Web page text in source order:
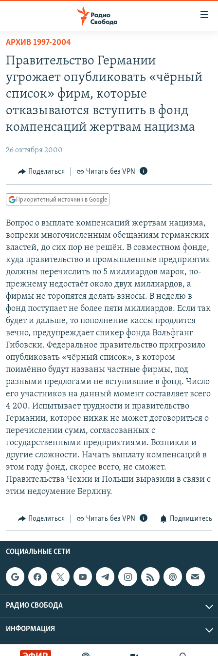
упрощенного
доступа
основному
содержанию
главной
навигации
Вернутся
поиску
ПОДКАСТЫ
АВТОРСКИЕ ПРОЕКТЫ
МНЕНИЯ
IDEL.РЕАЛИИ
КАВКАЗ.РЕАЛИИ
СЕВЕР.РЕАЛИИ
РАСПИСАНИЕ ВЕЩАНИЯ
ПОДПИШИТЕСЬ НА РАССЫЛКУ
СОЦИАЛЬНЫЕ СЕТИ
Все сайты РСЕ/РС
АРХИВ 1997-2004
Правительство Германии
угрожает опубликовать «чёрный
список» фирм, которые
отказываются вступить в фонд
компенсаций жертвам нацизма
26 октября 2000
Поделиться Читать без VPN
Приоритетный источник в Google
Вопрос о выплате компенсаций жертвам нацизма,
вопреки многочисленным обещаниям германских
властей, до сих пор не решён. В совместном фонде,
куда правительство и промышленные предприятия
должны перечислить по 5 миллиардов марок, по-
прежнему недостаёт около двух миллиардов, а
фирмы не торопятся делать взносы. В неделю в
фонд поступает не более пяти миллиардов. Если так
будет и дальше, то пополнение кассы продлится
вечно, предупреждает спикер фонда Вольфганг
Гибовски. Федеральное правительство пригрозило
опубликовать «чёрный список», в котором
поимённо будут названы частные фирмы, под
разными предлогами не вступившие в фонд. Число
его участников на данный момент составляет всего
4 200. Испытывает трудности и правительство
Германии, которое никак не может договориться о
перечислении сумм, согласованных с
государственными предприятиями. Возникли и
другие сложности. Начать выплату компенсаций в
этом году фонд, скорее всего, не сможет.
Правительства Чехии и Польши выразили в связи с
этим недоумение Берлину.
Поделиться Читать без VPN Подпишитесь
СОЦИАЛЬНЫЕ СЕТИ
РАДИО СВОБОДА
ИНФОРМАЦИЯ